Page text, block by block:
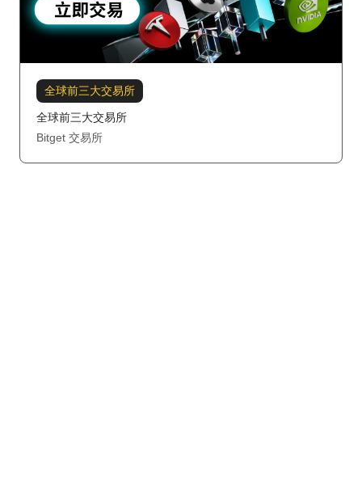
全球前三大交易所
全球前三大交易所
Bitget 交易所